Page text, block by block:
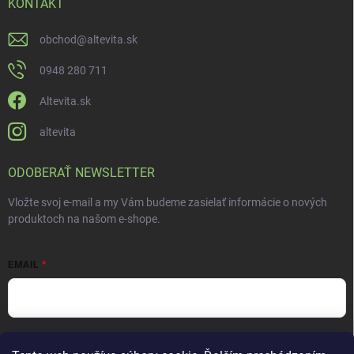
KONTAKT
obchod@altevita.sk
0948 280 711
Altevita.sk
altevita
ODOBERAŤ NEWSLETTER
Vložte svoj e-mail a my Vám budeme zasielať informácie o nových
produktoch na našom e-shope.
EMAIL